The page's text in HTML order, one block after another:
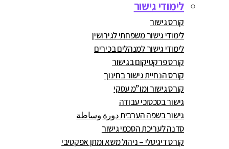
לימודי גישור
קורס גישור
לימודי גישור משפחתי לגירושין
לימודי גישור למנהלים בכירים
קורס פרקטיקום בגישור
קורס הנחיית גישור בחינוך
קורס גישור ומו”מ עסקי
גישור בסכסוכי עבודה
גישור בשפה הערבית دورة وساطة
סדנה לעריכת הסכמי גישור
קורס דיגיטלי – ניהול משא ומתן אפקטיבי